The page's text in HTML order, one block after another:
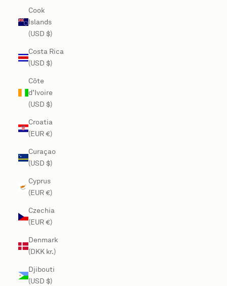
Cook
Islands
(USD $)
Costa Rica
(USD $)
Côte
d’Ivoire
(USD $)
Croatia
(EUR €)
Curaçao
(USD $)
Cyprus
(EUR €)
Czechia
(EUR €)
Denmark
(DKK kr.)
Djibouti
(USD $)